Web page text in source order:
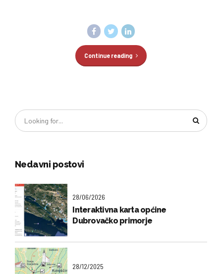
Continue reading
Nedavni postovi
28/06/2026
Interaktivna karta općine
Dubrovačko primorje
28/12/2025